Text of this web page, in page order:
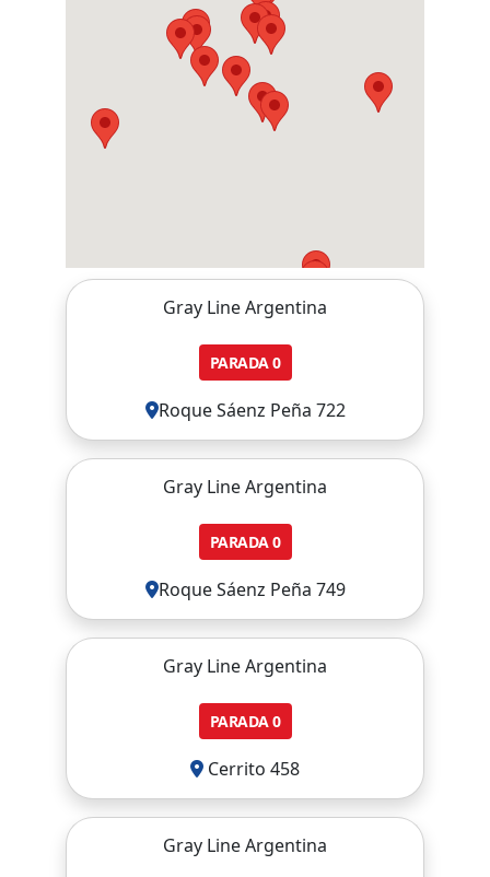
Gray Line Argentina
PARADA0
Roque Sáenz Peña 722
Gray Line Argentina
PARADA0
Roque Sáenz Peña 749
Gray Line Argentina
PARADA0
Cerrito 458
Gray Line Argentina